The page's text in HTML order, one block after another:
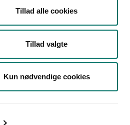
Tillad alle cookies
Tillad valgte
Kun nødvendige cookies